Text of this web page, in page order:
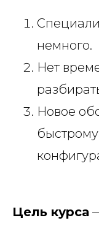
немного.
Нет
Новое
Цель курса